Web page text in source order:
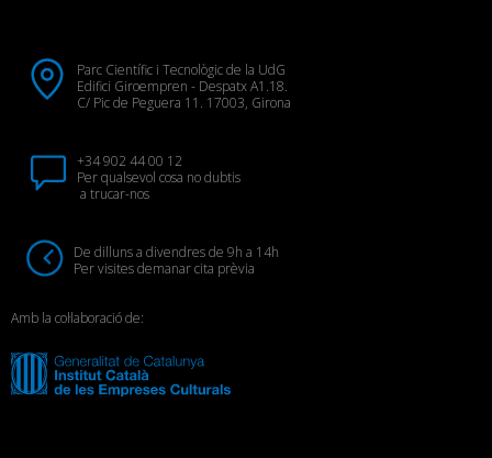
Parc Científic i Tecnològic de la UdG
Edifici Giroempren - Despatx A1.18.
C/ Pic de Peguera 11. 17003, Girona
+34 902 44 00 12
Per qualsevol cosa no dubtis
a trucar-nos
De dilluns a divendres de 9h a 14h
Per visites demanar cita prèvia
Amb la col·laboració de: